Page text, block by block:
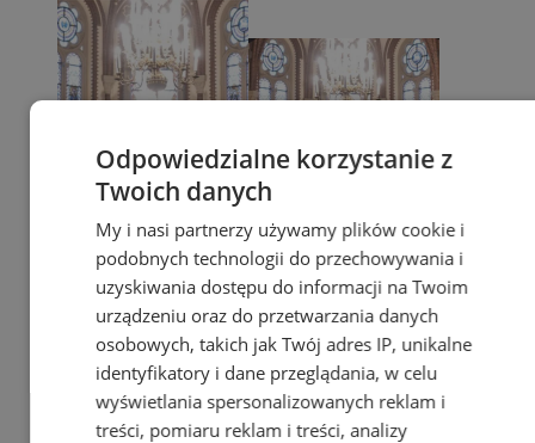
Odpowiedzialne korzystanie z
Twoich danych
My i nasi partnerzy używamy plików cookie i
podobnych technologii do przechowywania i
uzyskiwania dostępu do informacji na Twoim
urządzeniu oraz do przetwarzania danych
osobowych, takich jak Twój adres IP, unikalne
identyfikatory i dane przeglądania, w celu
wyświetlania spersonalizowanych reklam i
treści, pomiaru reklam i treści, analizy